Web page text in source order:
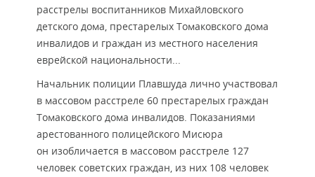
расстрелы воспитанников Михайловского
детского дома, престарелых Томаковского дома
инвалидов и граждан из местного населения
еврейской национальности...
Начальник полиции Плавшуда лично участвовал
в массовом расстреле 60 престарелых граждан
Томаковского дома инвалидов. Показаниями
арестованного полицейского Мисюра
он изобличается в массовом расстреле 127
человек советских граждан, из них 108 человек